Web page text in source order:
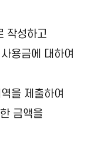
작성하고
용금에 대하여
을 제출하여
금액을